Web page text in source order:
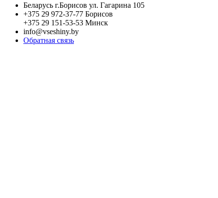
Беларусь г.Борисов ул. Гагарина 105
+375 29 972-37-77 Борисов
+375 29 151-53-53 Минск
info@vseshiny.by
Обратная связь